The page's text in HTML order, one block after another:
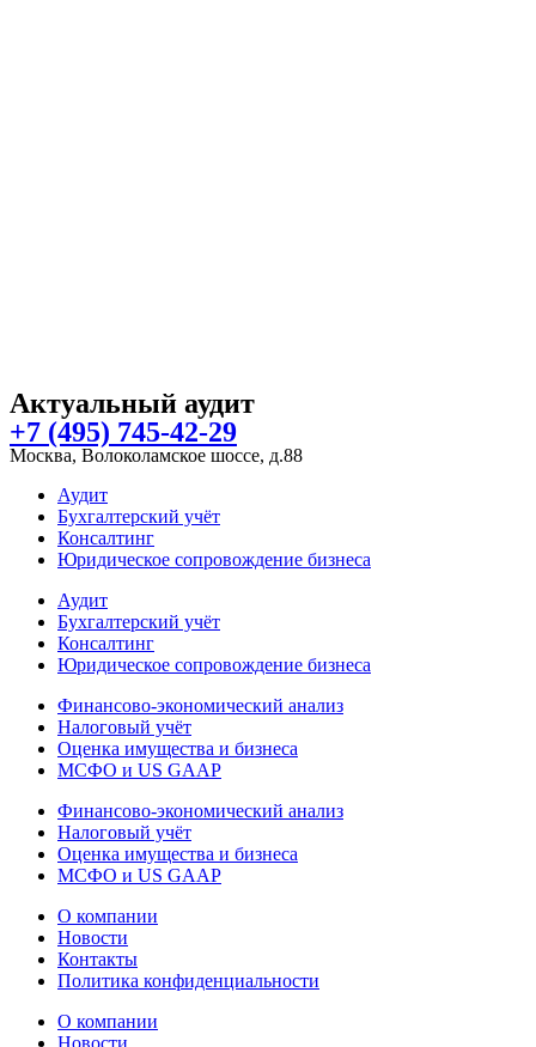
Актуальный аудит
+7 (495) 745-42-29
Москва, Волоколамское шоссе, д.88
Аудит
Бухгалтерский учёт
Консалтинг
Юридическое сопровождение бизнеса
Аудит
Бухгалтерский учёт
Консалтинг
Юридическое сопровождение бизнеса
Финансово-экономический анализ
Налоговый учёт
Оценка имущества и бизнеса
МСФО и US GAAP
Финансово-экономический анализ
Налоговый учёт
Оценка имущества и бизнеса
МСФО и US GAAP
О компании
Новости
Контакты
Политика конфиденциальности
О компании
Новости